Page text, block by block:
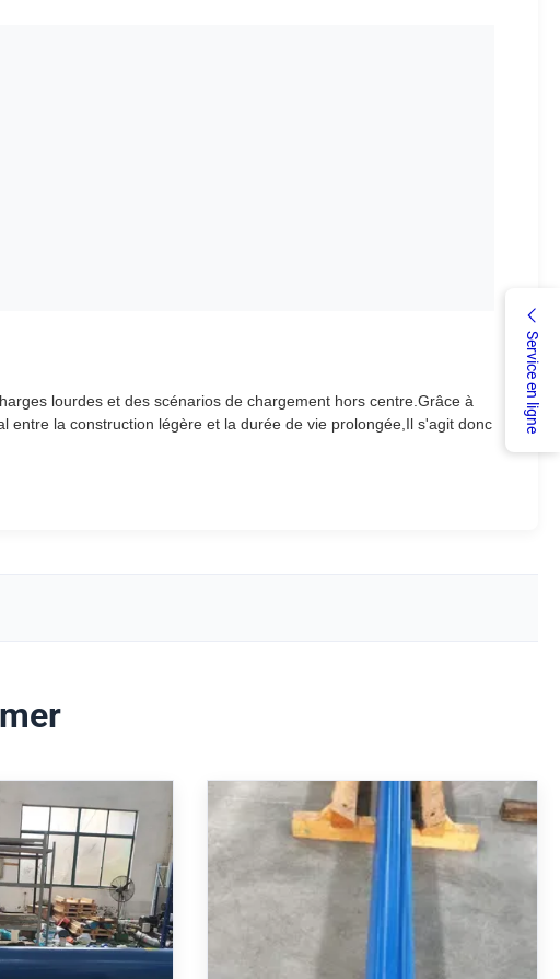
Service en ligne
lourdes et des scénarios de chargement hors centre.Grâce à
la construction légère et la durée de vie prolongée,Il s'agit donc
de type
avec un
réaction
et position
Cylindre hydraulique à longue
course avec course de 2040
mm, conception différentielle à
double effet compatible ISO